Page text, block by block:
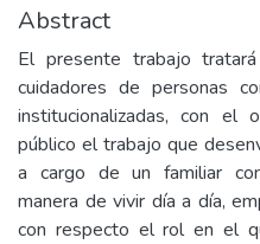
Abstract
El presente trabajo
cuidadores de personas
institucionalizadas, con
público el trabajo que
a cargo de un familiar
manera de vivir día a día,
con respecto el rol en el